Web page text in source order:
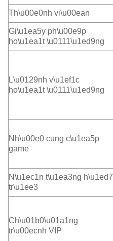
Th\u00e0nh vi\u00ean
Gi\u1ea5y ph\u00e9p
ho\u1ea1t \u0111\u1ed9ng
L\u0129nh v\u1ef1c
ho\u1ea1t \u0111\u1ed9ng
Nh\u00e0 cung c\u1ea5p
game
N\u1ec1n t\u1ea3ng h\u1ed7
tr\u1ee3
Ch\u01b0\u01a1ng
tr\u00ecnh VIP